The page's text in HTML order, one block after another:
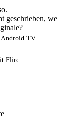
geschrieben,
TV
Flirc